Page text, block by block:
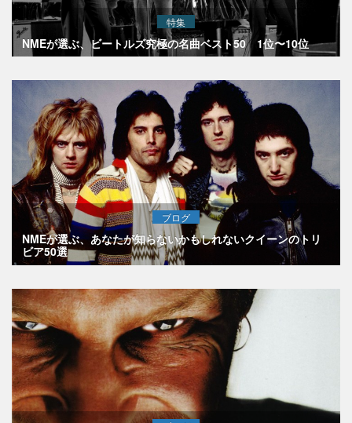
特集
NMEが選ぶ、ビートルズ究極の名曲ベスト50 1位〜10位
ブログ
NMEが選ぶ、あなたが知らないかもしれないクイーンのトリ
ビア50選